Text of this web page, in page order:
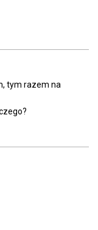
tym razem na